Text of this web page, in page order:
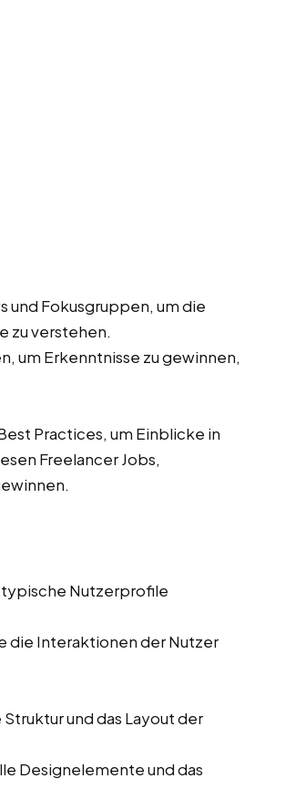
und Fokusgruppen, um die
zu verstehen.
um Erkenntnisse zu gewinnen,
Practices, um Einblicke in
Freelancer Jobs,
Nutzerprofile
die Interaktionen der Nutzer
und das Layout der
Designelemente und das